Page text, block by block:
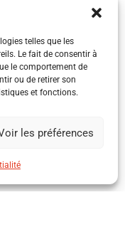
telles que les
Le fait de consentir à
le comportement de
ou de retirer son
et fonctions.
les préférences